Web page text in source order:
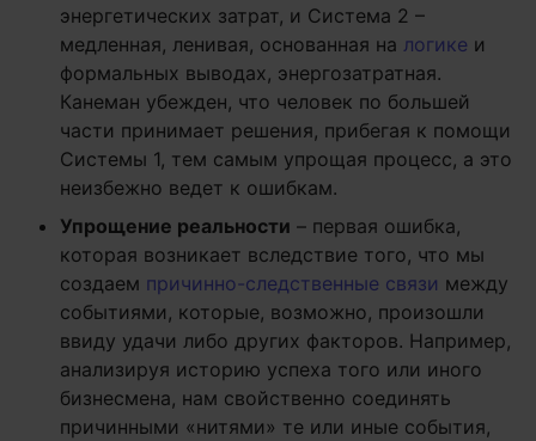
энергетических затрат, и Система 2 –
медленная, ленивая, основанная на логике и
формальных выводах, энергозатратная.
Канеман убежден, что человек по большей
части принимает решения, прибегая к помощи
Системы 1, тем самым упрощая процесс, а это
неизбежно ведет к ошибкам.
Упрощение реальности – первая ошибка,
которая возникает вследствие того, что мы
создаем причинно-следственные связи между
событиями, которые, возможно, произошли
ввиду удачи либо других факторов. Например,
анализируя историю успеха того или иного
бизнесмена, нам свойственно соединять
причинными «нитями» те или иные события,